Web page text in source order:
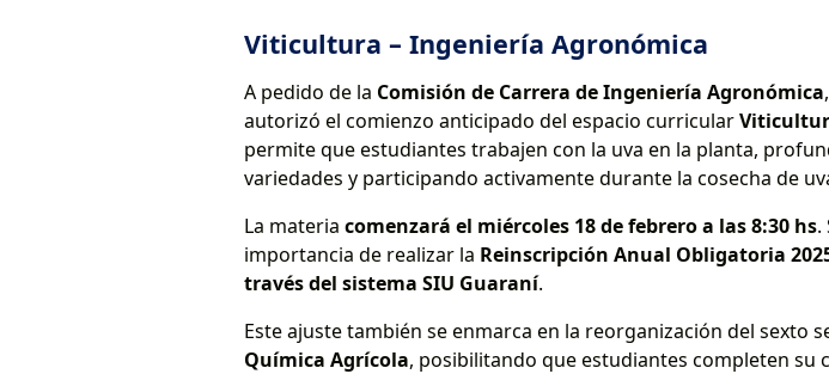
Viticultura – Ingeniería Agronómica
A pedido de la Comisión de Carrera de Ingeniería Agronómica
autorizó el comienzo anticipado del espacio curricular
permite que estudiantes trabajen con la uva en la planta,
variedades y participando activamente durante la cosecha de
La materia comenzará el miércoles 18 de febrero a las 8:30 hs.
importancia de realizar la Reinscripción Anual Obligatoria
través del sistema SIU Guaraní.
Este ajuste también se enmarca en la reorganización del
Química Agrícola, posibilitando que estudiantes completen su